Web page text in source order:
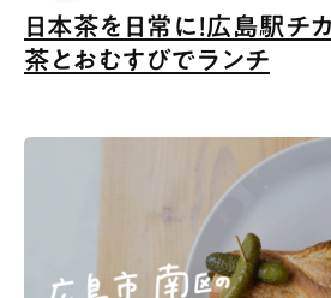
日本茶を日常に！広島駅チ
茶とおむすびでランチ